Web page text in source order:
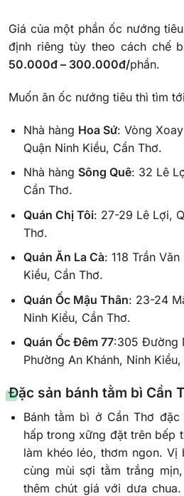
Giá của một phần ốc nướng
định riêng tùy theo cách chế
50.000đ – 300.000đ/phần.
Muốn ăn ốc nướng tiêu thì tìm
Nhà hàng Hoa Sứ: Vòng
Quận Ninh Kiều, Cần Thơ.
Nhà hàng Sông Quê: 32 Lê
Cần Thơ.
Quán Chị Tôi: 27-29 Lê Lợi,
Thơ.
Quán Ăn La Cà: 118 Trần
Kiều, Cần Thơ.
Quán Ốc Mậu Thân: 23-24
Ninh Kiều, Cần Thơ.
Quán Ốc Đêm 77:305 Đường
Phường An Khánh, Ninh
Đặc sản bánh tằm bì Cần
Bánh tằm bì ở Cần Thơ
hấp trong xững đặt trên bếp
làm khéo léo, thơm ngon.
cùng mùi sợi tằm trắng
thêm chút giá với dưa